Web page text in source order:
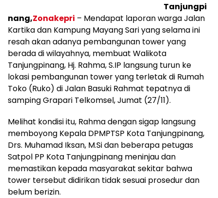
Tanjungpi
nang,Zonakepri – Mendapat laporan warga Jalan
Kartika dan Kampung Mayang Sari yang selama ini
resah akan adanya pembangunan tower yang
berada di wilayahnya, membuat Walikota
Tanjungpinang, Hj. Rahma, S.IP langsung turun ke
lokasi pembangunan tower yang terletak di Rumah
Toko (Ruko) di Jalan Basuki Rahmat tepatnya di
samping Grapari Telkomsel, Jumat (27/11).
Melihat kondisi itu, Rahma dengan sigap langsung
memboyong Kepala DPMPTSP Kota Tanjungpinang,
Drs. Muhamad Iksan, M.Si dan beberapa petugas
Satpol PP Kota Tanjungpinang meninjau dan
memastikan kepada masyarakat sekitar bahwa
tower tersebut didirikan tidak sesuai prosedur dan
belum berizin.